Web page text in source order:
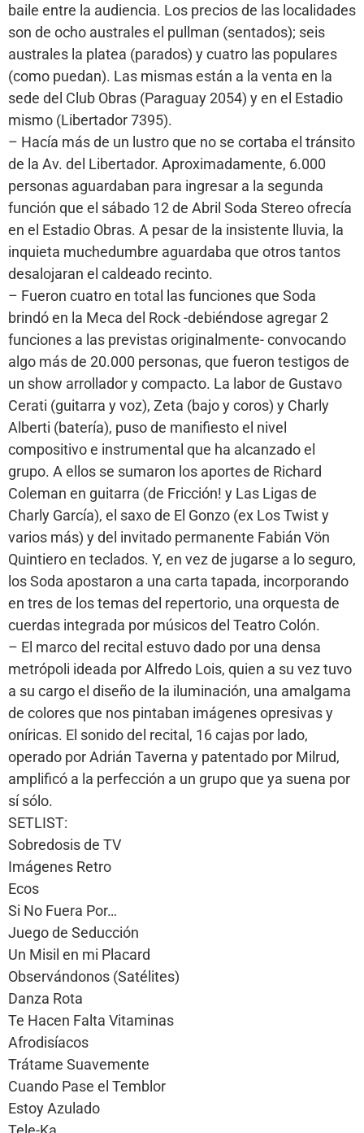
baile entre la audiencia. Los precios de las localidades
son de ocho australes el pullman (sentados); seis
australes la platea (parados) y cuatro las populares
(como puedan). Las mismas están a la venta en la
sede del Club Obras (Paraguay 2054) y en el Estadio
mismo (Libertador 7395).
– Hacía más de un lustro que no se cortaba el tránsito
de la Av. del Libertador. Aproximadamente, 6.000
personas aguardaban para ingresar a la segunda
función que el sábado 12 de Abril Soda Stereo ofrecía
en el Estadio Obras. A pesar de la insistente lluvia, la
inquieta muchedumbre aguardaba que otros tantos
desalojaran el caldeado recinto.
– Fueron cuatro en total las funciones que Soda
brindó en la Meca del Rock -debiéndose agregar 2
funciones a las previstas originalmente- convocando
algo más de 20.000 personas, que fueron testigos de
un show arrollador y compacto. La labor de Gustavo
Cerati (guitarra y voz), Zeta (bajo y coros) y Charly
Alberti (batería), puso de manifiesto el nivel
compositivo e instrumental que ha alcanzado el
grupo. A ellos se sumaron los aportes de Richard
Coleman en guitarra (de Fricción! y Las Ligas de
Charly García), el saxo de El Gonzo (ex Los Twist y
varios más) y del invitado permanente Fabián Vön
Quintiero en teclados. Y, en vez de jugarse a lo seguro,
los Soda apostaron a una carta tapada, incorporando
en tres de los temas del repertorio, una orquesta de
cuerdas integrada por músicos del Teatro Colón.
– El marco del recital estuvo dado por una densa
metrópoli ideada por Alfredo Lois, quien a su vez tuvo
a su cargo el diseño de la iluminación, una amalgama
de colores que nos pintaban imágenes opresivas y
oníricas. El sonido del recital, 16 cajas por lado,
operado por Adrián Taverna y patentado por Milrud,
amplificó a la perfección a un grupo que ya suena por
sí sólo.
SETLIST:
Sobredosis de TV
Imágenes Retro
Ecos
Si No Fuera Por…
Juego de Seducción
Un Misil en mi Placard
Observándonos (Satélites)
Danza Rota
Te Hacen Falta Vitaminas
Afrodisíacos
Trátame Suavemente
Cuando Pase el Temblor
Estoy Azulado